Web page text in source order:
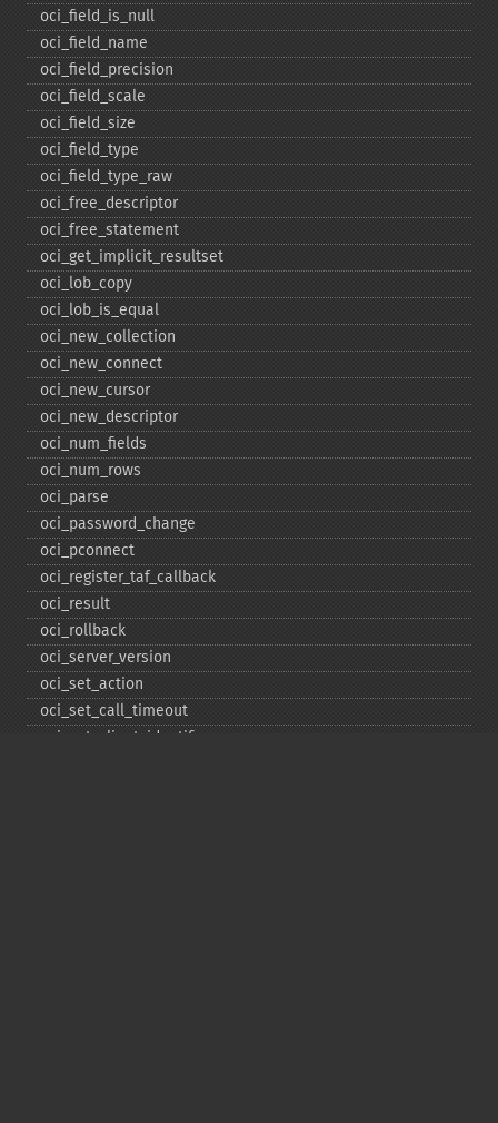
oci_​field_​is_​null
oci_​field_​name
oci_​field_​precision
oci_​field_​scale
oci_​field_​size
oci_​field_​type
oci_​field_​type_​raw
oci_​free_​descriptor
oci_​free_​statement
oci_​get_​implicit_​resultset
oci_​lob_​copy
oci_​lob_​is_​equal
oci_​new_​collection
oci_​new_​connect
oci_​new_​cursor
oci_​new_​descriptor
oci_​num_​fields
oci_​num_​rows
oci_​parse
oci_​password_​change
oci_​pconnect
oci_​register_​taf_​callback
oci_​result
oci_​rollback
oci_​server_​version
oci_​set_​action
oci_​set_​call_​timeout
oci_​set_​client_​identifier